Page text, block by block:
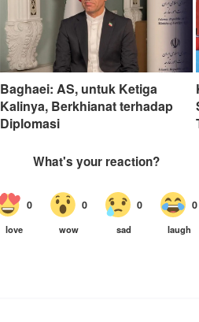
Baghaei: AS, untuk Ketiga
Kalinya, Berkhianat terhadap
Diplomasi